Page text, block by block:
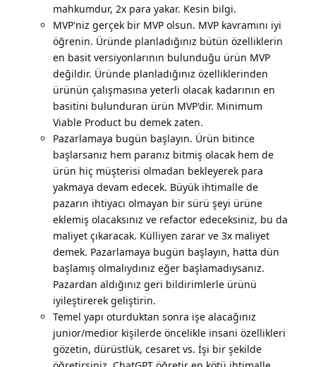
mahkumdur, 2x para yakar. Kesin bilgi.
MVP'niz gerçek bir MVP olsun. MVP kavramını iyi
öğrenin. Üründe planladığınız bütün özelliklerin
en basit versiyonlarının bulunduğu ürün MVP
değildir. Üründe planladığınız özelliklerinden
ürünün çalışmasına yeterli olacak kadarının en
basitini bulunduran ürün MVP'dir. Minimum
Viable Product bu demek zaten.
Pazarlamaya bugün başlayın. Ürün bitince
başlarsanız hem paranız bitmiş olacak hem de
ürün hiç müşterisi olmadan bekleyerek para
yakmaya devam edecek. Büyük ihtimalle de
pazarın ihtiyacı olmayan bir sürü şeyi ürüne
eklemiş olacaksınız ve refactor edeceksiniz, bu da
maliyet çıkaracak. Külliyen zarar ve 3x maliyet
demek. Pazarlamaya bugün başlayın, hatta dün
başlamış olmalıydınız eğer başlamadıysanız.
Pazardan aldığınız geri bildirimlerle ürünü
iyileştirerek geliştirin.
Temel yapı oturduktan sonra işe alacağınız
junior/medior kişilerde öncelikle insani özellikleri
gözetin, dürüstlük, cesaret vs. İşi bir şekilde